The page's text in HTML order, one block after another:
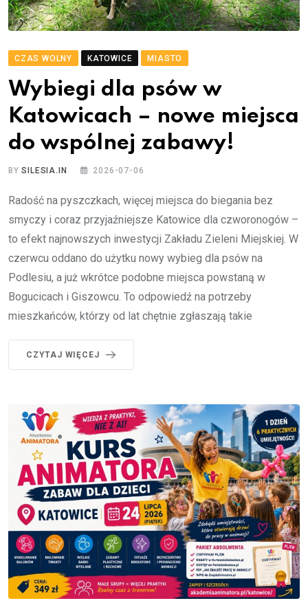
CZAS WOLNY KATOWICE MIASTO
Wybiegi dla psów w
Katowicach – nowe miejsca
do wspólnej zabawy!
BYSILESIA.IN 2026-07-06
Radość na pyszczkach, więcej miejsca do biegania bez
smyczy i coraz przyjaźniejsze Katowice dla czworonogów –
to efekt najnowszych inwestycji Zakładu Zieleni Miejskiej. W
czerwcu oddano do użytku nowy wybieg dla psów na
Podlesiu, a już wkrótce podobne miejsca powstaną w
Bogucicach i Giszowcu. To odpowiedź na potrzeby
mieszkańców, którzy od lat chętnie zgłaszają takie
CZYTAJ WIĘCEJ